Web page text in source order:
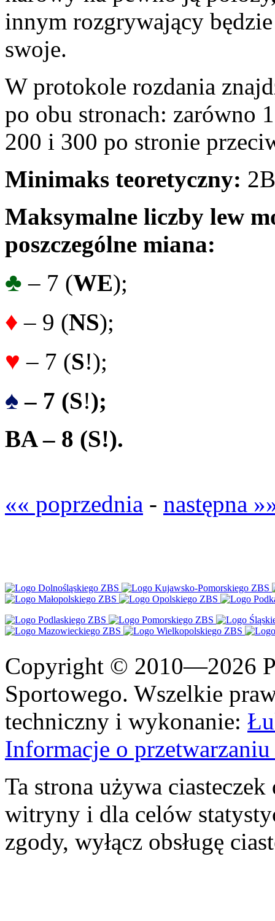
innym rozgrywający
swoje.
W protokole rozdania
po obu stronach: zarówno
200 i 300 po stronie
Minimaks teoretyczny:
Maksymalne liczby lew
poszczególne miana:
♣ – 7 (WE);
♦ – 9 (NS);
♥ – 7 (S!);
♠ – 7 (S!);
BA – 8 (S!).
«« poprzednia - następna
Copyright © 2010—2026
Sportowego. Wszelkie
techniczny i wykonanie:
Informacje o
Ta strona używa
witryny i dla celów
zgody, wyłącz obsługę